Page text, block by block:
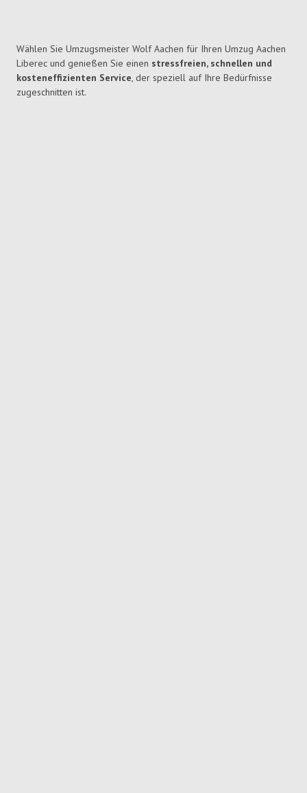
Wählen Sie Umzugsmeister Wolf Aachen für Ihren Umzug Aachen
Liberec und genießen Sie einen stressfreien, schnellen und
kosteneffizienten Service, der speziell auf Ihre Bedürfnisse
zugeschnitten ist.